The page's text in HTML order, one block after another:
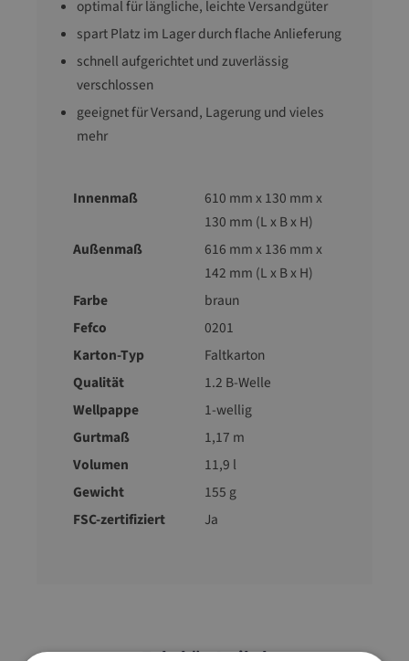
optimal für längliche, leichte Versandgüter
spart Platz im Lager durch flache Anlieferung
schnell aufgerichtet und zuverlässig
verschlossen
geeignet für Versand, Lagerung und vieles
mehr
Innenmaß
610 mm x 130 mm x
130 mm (L x B x H)
Außenmaß
616 mm x 136 mm x
142 mm (L x B x H)
Farbe
braun
Fefco
0201
Karton-Typ
Faltkarton
Qualität
1.2 B-Welle
Wellpappe
1-wellig
Gurtmaß
1,17 m
Volumen
11,9 l
Gewicht
155 g
FSC-zertifiziert
Ja